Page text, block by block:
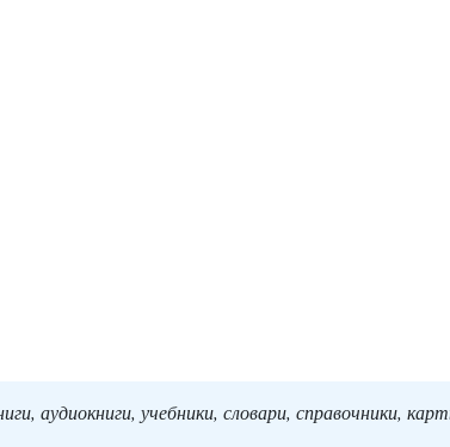
аудиокниги, учебники, словари, справочники,